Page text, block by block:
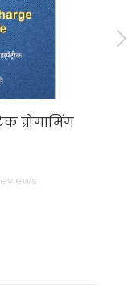
प्रोगामिंग